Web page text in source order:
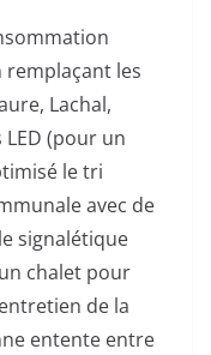
remplaçant les
Lachal,
LED (pour un
le tri
avec de
signalétique
chalet pour
de la
entente entre